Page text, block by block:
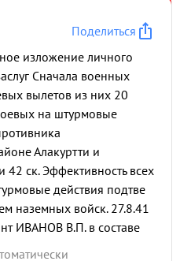
Поделиться
изложение личного
Сначала военных
вылетов из них 20
на штурмовые
Алакуртти и
ск. Эффективность всех
действия подтве
наземных войск. 27.8.41
ИВАНОВ В.П. в составе
войска противника в